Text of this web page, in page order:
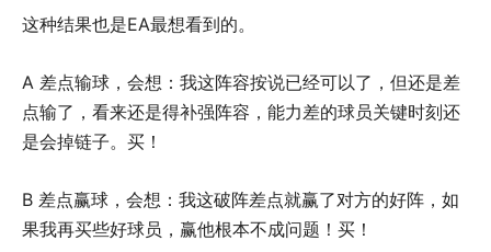
这种结果也是EA最想看到的。
A 差点输球，会想：我这阵容按说已经可以了，但还是差
点输了，看来还是得补强阵容，能力差的球员关键时刻还
是会掉链子。买！
B 差点赢球，会想：我这破阵差点就赢了对方的好阵，如
果我再买些好球员，赢他根本不成问题！买！